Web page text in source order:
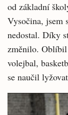
od základní
Vysočina, jsem
nedostal. Díky
změnilo.
volejbal,
se naučil